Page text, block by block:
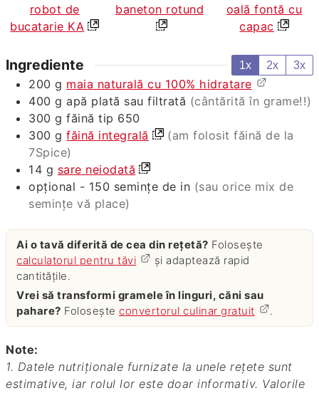
robot de
bucatarie KA
baneton rotund
oală fontă cu
capac
Ingrediente 1x 2x 3x
200 g maia naturală cu 100% hidratare
400 g apă plată sau filtrată (cântărită în grame!!)
300 g făină tip 650
300 g făină integrală
(am folosit făină de la
7Spice)
14 g sare neiodată
opțional - 150 semințe de in (sau orice mix de
semințe vă place)
Ai o tavă diferită de cea din rețetă? Folosește
calculatorul pentru tăvi
și adaptează rapid
cantitățile.
Vrei să transformi gramele în linguri, căni sau
pahare? Foloseșteconvertorul culinar gratuit .
Note:
1. Datele nutriționale furnizate la unele rețete sunt
estimative, iar rolul lor este doar informativ. Valorile